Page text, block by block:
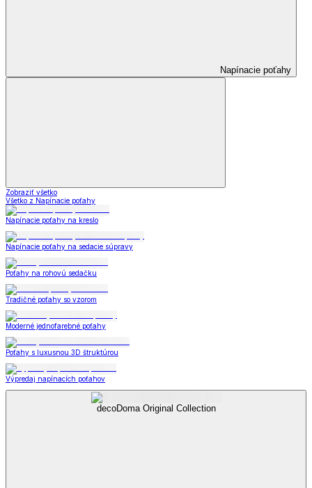
Napínacie poťahy
Zobraziť všetko
Všetko z Napínacie poťahy
Napínacie poťahy na kreslo
Napínacie poťahy na sedacie súpravy
Poťahy na rohovú sedačku
Tradičné poťahy so vzorom
Moderné jednofarebné poťahy
Poťahy s luxusnou 3D štruktúrou
Výpredaj napínacích poťahov
decoDoma Original Collection